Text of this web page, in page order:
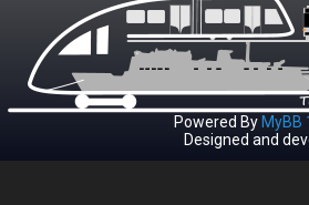
Powered By MyBB
Designed and